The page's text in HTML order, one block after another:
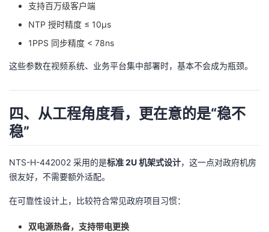
支持百万级客户端
NTP 授时精度 ≤ 10μs
1PPS 同步精度 < 78ns
这些参数在视频系统、业务平台集中部署时，基本不会成为瓶颈。
四、从工程角度看，更在意的是“稳不
稳”
NTS-H-442002 采用的是​标准 2U 机架式设计​，这一点对政府机房
很友好，不需要额外适配。
在可靠性设计上，比较符合常见政府项目习惯：
双电源热备，支持带电更换